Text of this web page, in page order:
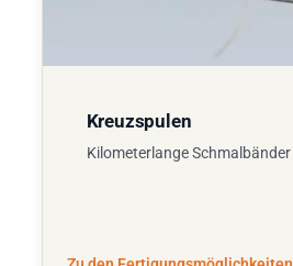
Kreuzspulen
Kilometerlange Schmalbänder